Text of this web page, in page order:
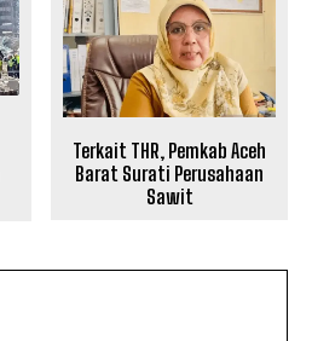
Terkait THR, Pemkab Aceh
Barat Surati Perusahaan
Sawit